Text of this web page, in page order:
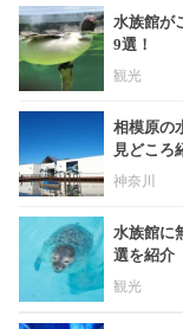
水族館が
9選！
観光
相模原の
見どころ
神奈川
水族館に
選を紹介
観光